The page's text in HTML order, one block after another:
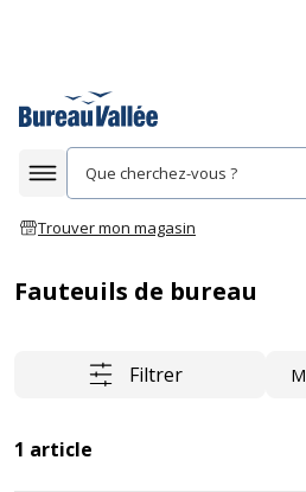
Afficher la navigation
Trouver mon magasin
Fauteuils de bureau
Filtrer Trier
1 article